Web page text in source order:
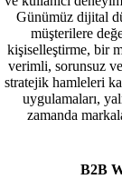
Günümüz dijital
müşterilere
kişiselleştirme, bir
verimli, sorunsuz
stratejik hamleleri
uygulamaları,
zamanda
B2B